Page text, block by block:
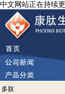
中文网站正在持续
多肽